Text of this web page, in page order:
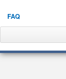
FAQ